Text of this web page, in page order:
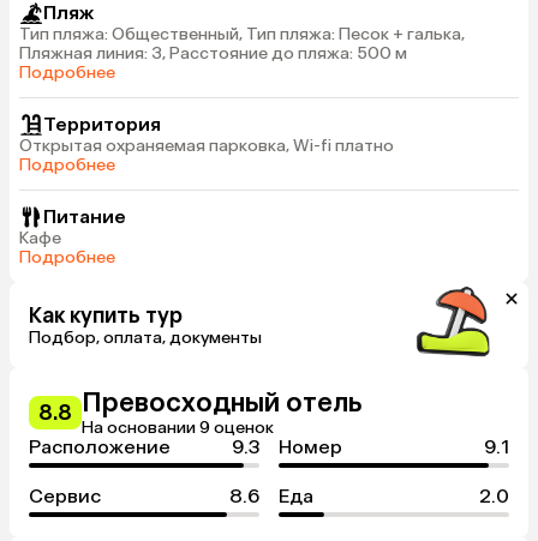
Пляж
Тип пляжа: Общественный, Тип пляжа: Песок + галька,
Пляжная линия: 3, Расстояние до пляжа: 500 м
Подробнее
Территория
Открытая охраняемая парковка, Wi-fi платно
Подробнее
Питание
Кафе
Подробнее
Как купить тур
Подбор, оплата, документы
8.8 Превосходный отель
На основании 9 оценок
Расположение 9.3 Номер 9.1
Сервис 8.6 Еда 2.0